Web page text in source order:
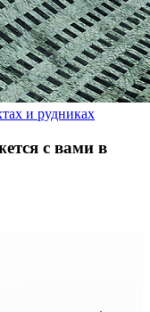
и рудниках
с вами в